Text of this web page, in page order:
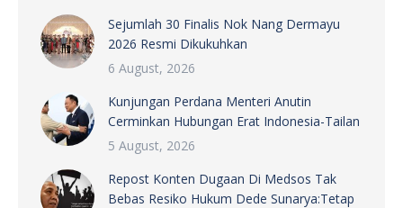
Sejumlah 30 Finalis Nok Nang Dermayu
2026 Resmi Dikukuhkan
6 August, 2026
Kunjungan Perdana Menteri Anutin
Cerminkan Hubungan Erat Indonesia-Tailan
5 August, 2026
Repost Konten Dugaan Di Medsos Tak
Bebas Resiko Hukum Dede Sunarya:Tetap